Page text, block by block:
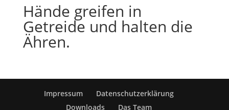
Hände greifen in
Getreide und halten die
Ähren.
Impressum
Datenschutzerklärung
Downloads
Das Team